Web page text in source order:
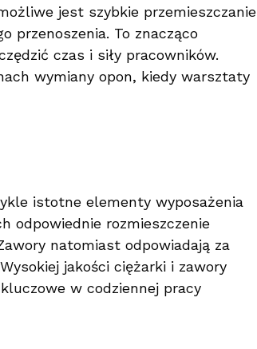
jest szybkie przemieszczanie
przenoszenia. To znacząco
czas i siły pracowników.
wymiany opon, kiedy warsztaty
istotne elementy wyposażenia
odpowiednie rozmieszczenie
natomiast odpowiadają za
jakości ciężarki i zawory
w codziennej pracy